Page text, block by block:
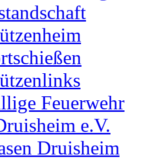
Feuerwehr
e.V.
Druisheim